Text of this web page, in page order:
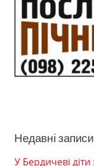
Недавні записи
У Бердичеві